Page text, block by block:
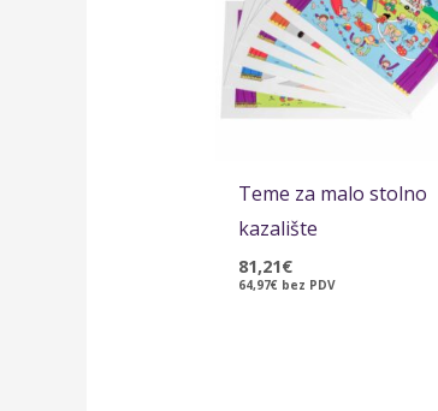
Teme za malo stolno
kazalište
81,21€
64,97€ bez PDV